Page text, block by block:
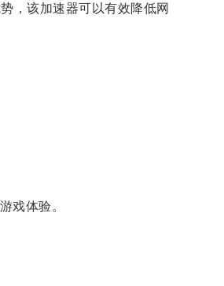
，该加速器可以有效降低网
戏体验。